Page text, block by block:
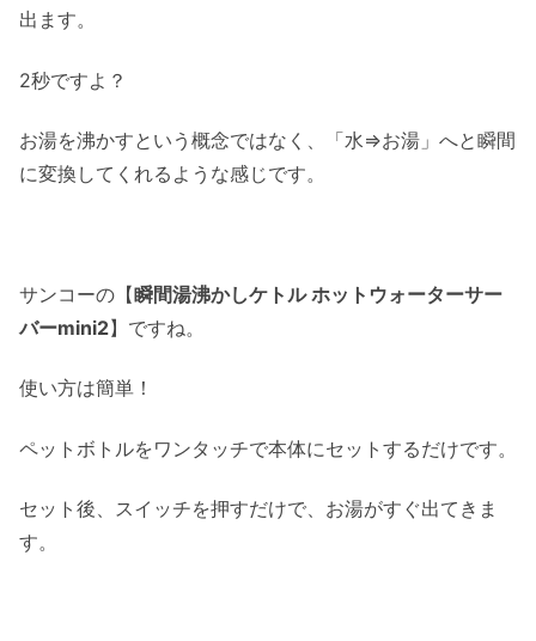
出ます。
2秒ですよ？
お湯を沸かすという概念ではなく、「水⇒お湯」へと瞬間
に変換してくれるような感じです。
サンコーの【瞬間湯沸かしケトル ホットウォーターサー
バーmini2】ですね。
使い方は簡単！
ペットボトルをワンタッチで本体にセットするだけです。
セット後、スイッチを押すだけで、お湯がすぐ出てきま
す。